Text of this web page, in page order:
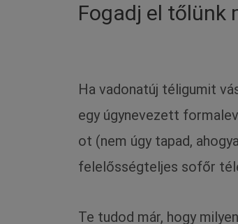
Fogadj el tőlünk
Ha vadonatúj téligumit
egy úgynevezett
ot (nem úgy tapad,
felelősségteljes sofőr
Te tudod már, hogy